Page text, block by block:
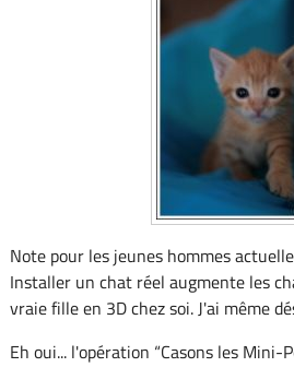
Note pour les jeunes hommes
Installer un chat réel augmente les
vraie fille en 3D chez soi. J'ai même
Eh oui... l'opération “Casons les Mini-